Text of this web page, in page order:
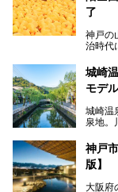
了
神戸の
治時代
っぱい
コワー
設備で
城崎
モデ
城崎温
泉地。
られて
ちょう
の観光
神戸
版】
大阪府